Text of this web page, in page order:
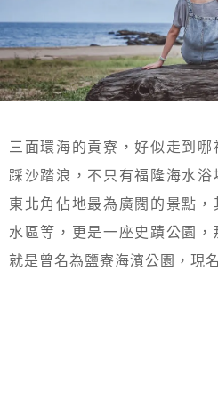
三面環海的貢寮，好似走到
踩沙踏浪，不只有福隆海水
東北角佔地最為廣闊的景點
水區等，更是一座史蹟公園
就是曾名為鹽寮海濱公園，現